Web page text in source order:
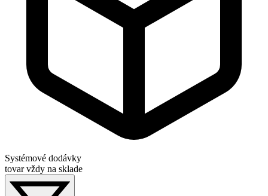
Systémové dodávky
tovar vždy na sklade